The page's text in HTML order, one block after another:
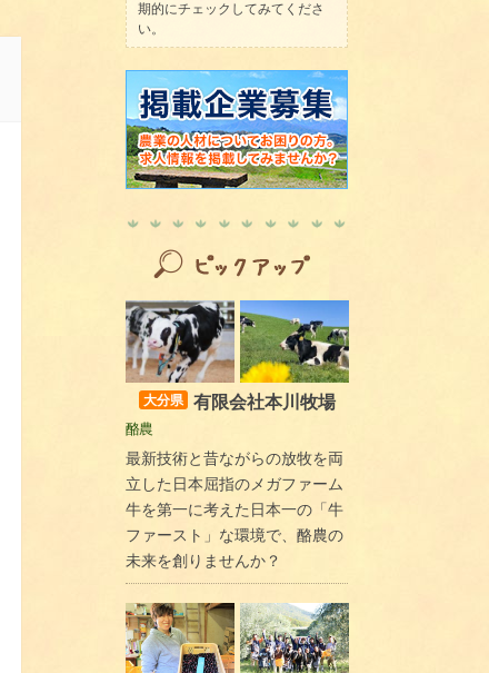
期的にチェックしてみてくださ
い。
大分県 有限会社本川牧場
酪農
最新技術と昔ながらの放牧を両
立した日本屈指のメガファーム
牛を第一に考えた日本一の「牛
ファースト」な環境で、酪農の
未来を創りませんか？